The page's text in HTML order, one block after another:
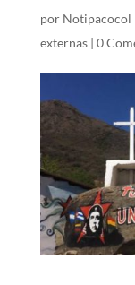
por Notipacocol
externas| 0